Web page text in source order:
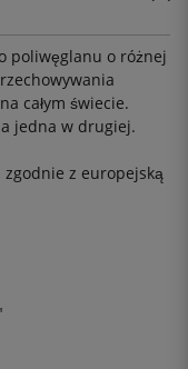
poliwęglanu o różnej
całym świecie.
jedna w drugiej.
zgodnie z europejską